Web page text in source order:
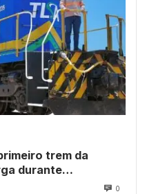
trem da
durante
do município
0